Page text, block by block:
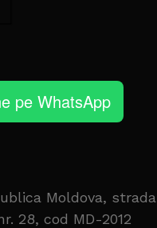
pe WhatsApp
Moldova, strada
28, cod MD-2012